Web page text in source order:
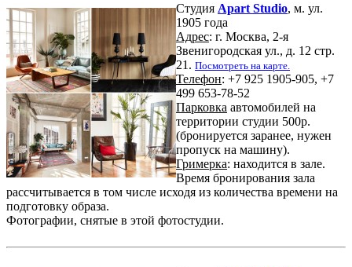
Студия Apart Studio, м. ул.
1905 года
Адрес: г. Москва, 2-я
Звенигородская ул., д. 12 стр.
21. Посмотреть на карте.
Телефон: +7 925 1905-905, +7
499 653-78-52
Парковка автомобилей на
территории студии 500р.
(бронируется заранее, нужен
пропуск на машину).
Гримерка: находится в зале.
Время бронирования зала
рассчитывается в том числе исходя из количества времени на
подготовку образа.
Фотографии, снятые в этой фотостудии.